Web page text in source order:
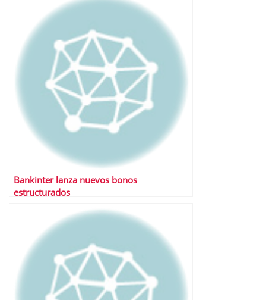
Bankinter lanza nuevos bonos
estructurados